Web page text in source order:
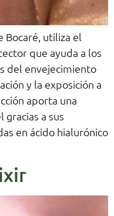
Bocaré, utiliza el
que ayuda a los
del envejecimiento
y la exposición a
aporta una
a sus
en ácido hialurónico